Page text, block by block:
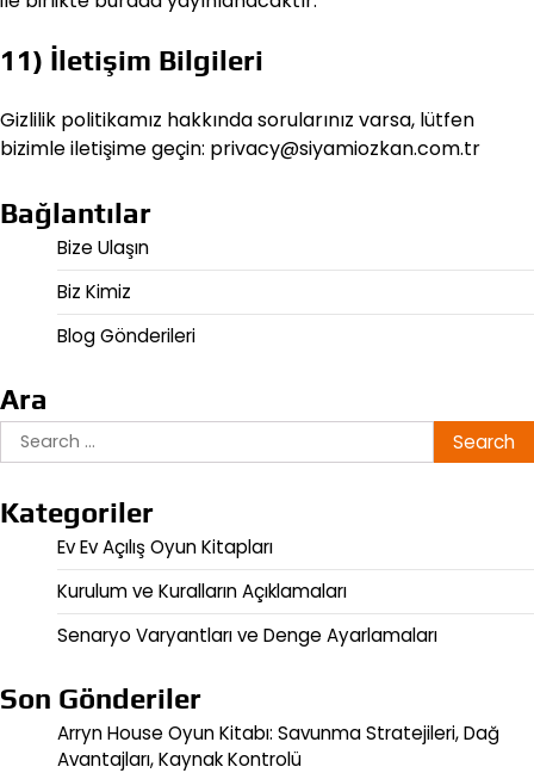
11) İletişim Bilgileri
Gizlilik politikamız hakkında sorularınız varsa, lütfen
bizimle iletişime geçin: privacy@siyamiozkan.com.tr
Bağlantılar
Bize Ulaşın
Biz Kimiz
Blog Gönderileri
Ara
Search
for:
Kategoriler
Ev Ev Açılış Oyun Kitapları
Kurulum ve Kuralların Açıklamaları
Senaryo Varyantları ve Denge Ayarlamaları
Son Gönderiler
Arryn House Oyun Kitabı: Savunma Stratejileri, Dağ
Avantajları, Kaynak Kontrolü